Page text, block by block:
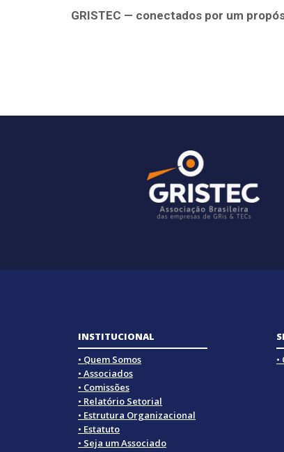
GRISTEC — conectados por um
INSTITUCIONAL
• Quem Somos
• Associados
• Comissões
• Relatório Setorial
• Estrutura Organizacional
• Estatuto
• Seja um Associado